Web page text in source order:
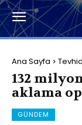
Ana Sayfa Tevhid
132
aklama
GÜNDEM